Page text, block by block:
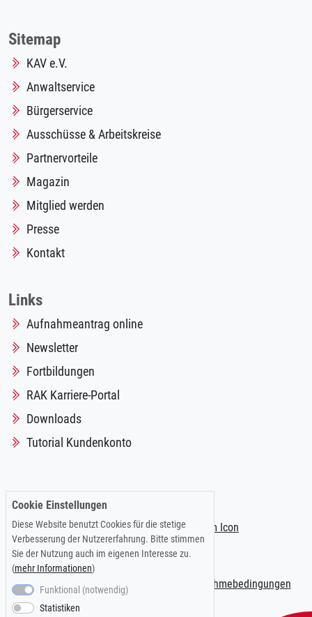
Sitemap
KAV e.V.
Anwaltservice
Bürgerservice
Ausschüsse & Arbeitskreise
Partnervorteile
Magazin
Mitglied werden
Presse
Kontakt
Links
Aufnahmeantrag online
Newsletter
Fortbildungen
RAK Karriere-Portal
Downloads
Tutorial Kundenkonto
Impressum |Datenschutzerklärung Teilnahmebedingungen
Cookie Einstellungen
Diese Website benutzt Cookies für die stetige
Verbesserung der Nutzererfahrung. Bitte stimmen
Sie der Nutzung auch im eigenen Interesse zu.
(mehr Informationen)
Funktional (notwendig)
Statistiken